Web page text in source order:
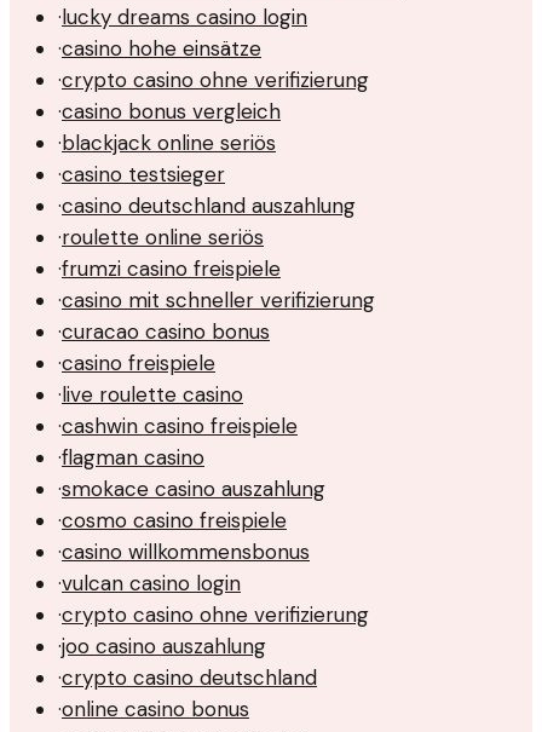
·lucky dreams casino login
·casino hohe einsätze
·crypto casino ohne verifizierung
·casino bonus vergleich
·blackjack online seriös
·casino testsieger
·casino deutschland auszahlung
·roulette online seriös
·frumzi casino freispiele
·casino mit schneller verifizierung
·curacao casino bonus
·casino freispiele
·live roulette casino
·cashwin casino freispiele
·flagman casino
·smokace casino auszahlung
·cosmo casino freispiele
·casino willkommensbonus
·vulcan casino login
·crypto casino ohne verifizierung
·joo casino auszahlung
·crypto casino deutschland
·online casino bonus